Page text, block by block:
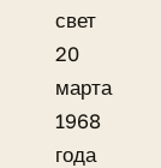
свет
20
марта
1968
года